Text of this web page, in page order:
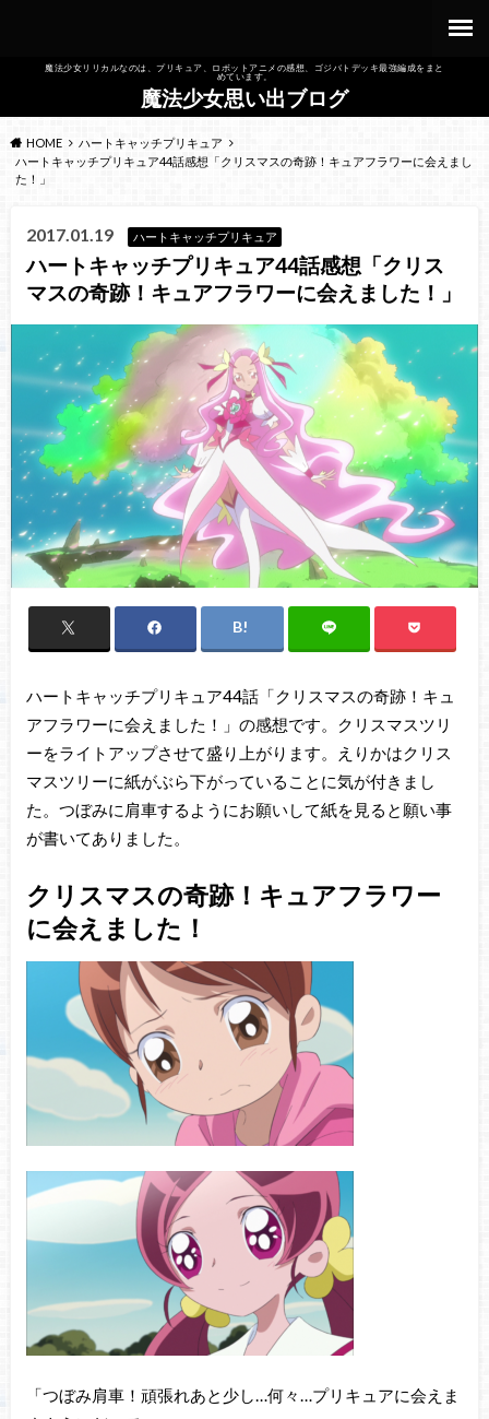
魔法少女リリカルなのは、プリキュア、ロボットアニメの感想、ゴジバトデッキ最強編成をまと
めています。
魔法少女思い出ブログ
HOME
ハートキャッチプリキュア
ハートキャッチプリキュア44話感想「クリスマスの奇跡！キュアフラワーに会えまし
た！」
2017.01.19 ハートキャッチプリキュア
ハートキャッチプリキュア44話感想「クリス
マスの奇跡！キュアフラワーに会えました！」
ハートキャッチプリキュア44話「クリスマスの奇跡！キュ
アフラワーに会えました！」の感想です。クリスマスツリ
ーをライトアップさせて盛り上がります。えりかはクリス
マスツリーに紙がぶら下がっていることに気が付きまし
た。つぼみに肩車するようにお願いして紙を見ると願い事
が書いてありました。
クリスマスの奇跡！キュアフラワー
に会えました！
「つぼみ肩車！頑張れあと少し…何々…プリキュアに会えま